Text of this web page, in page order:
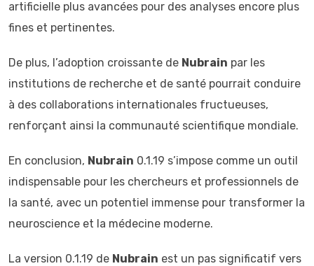
artificielle plus avancées pour des analyses encore plus
fines et pertinentes.
De plus, l’adoption croissante de Nubrain par les
institutions de recherche et de santé pourrait conduire
à des collaborations internationales fructueuses,
renforçant ainsi la communauté scientifique mondiale.
En conclusion, Nubrain 0.1.19 s’impose comme un outil
indispensable pour les chercheurs et professionnels de
la santé, avec un potentiel immense pour transformer la
neuroscience et la médecine moderne.
La version 0.1.19 de Nubrain est un pas significatif vers